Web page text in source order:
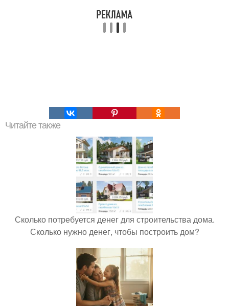
Читайте также
Сколько потребуется денег для строительства дома.
Сколько нужно денег, чтобы построить дом?